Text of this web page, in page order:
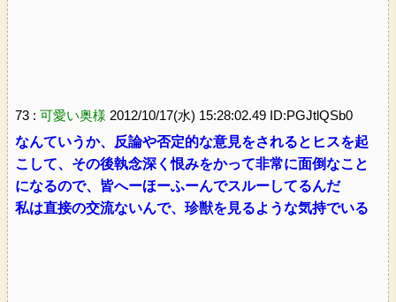
73 : 可愛い奥様 2012/10/17(水) 15:28:02.49 ID:PGJtlQSb0
なんていうか、反論や否定的な意見をされるとヒスを起
こして、その後執念深く恨みをかって非常に面倒なこと
になるので、皆へーほーふーんでスルーしてるんだ
私は直接の交流ないんで、珍獣を見るような気持でいる